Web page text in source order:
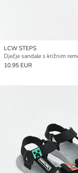
LCW STEPS
Dječje sandale s križnim
10.95 EUR